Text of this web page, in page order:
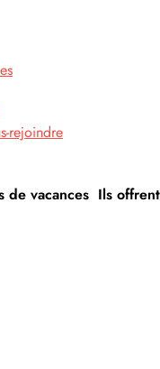
rejoindre
de vacances Ils